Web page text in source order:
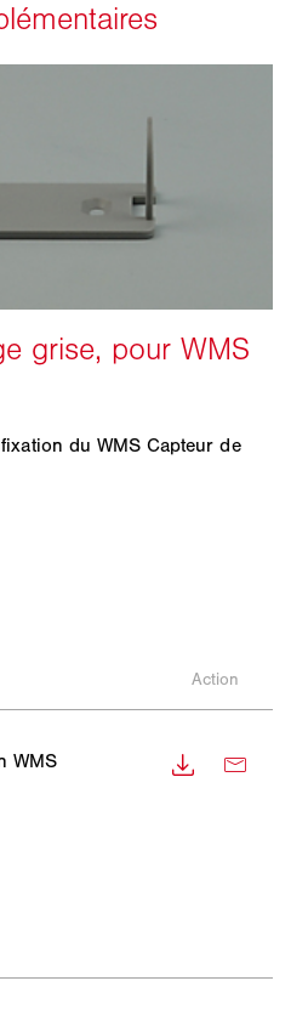
du WMS Capteur de